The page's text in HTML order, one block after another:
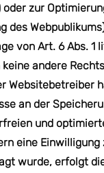
zur
des
von Art. 6 Abs. 1
andere
Websitebetreiber
an der
und
eine Einwilligung
wurde, erfolgt